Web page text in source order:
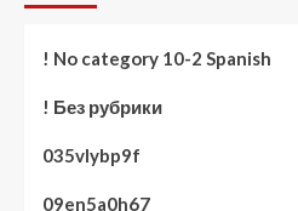
! No category 10-2 Spanish
! Без рубрики
035vlybp9f
09en5a0h67